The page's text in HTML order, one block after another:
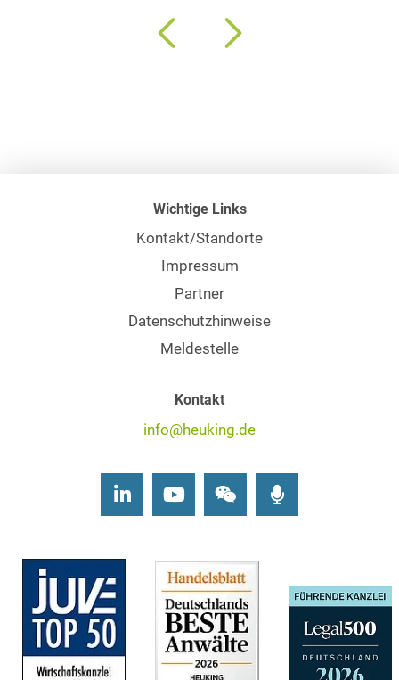
Wichtige Links
Kontakt/Standorte
Impressum
Partner
Datenschutzhinweise
Meldestelle
Kontakt
info@heuking.de
LinkedInYoutubeWechat